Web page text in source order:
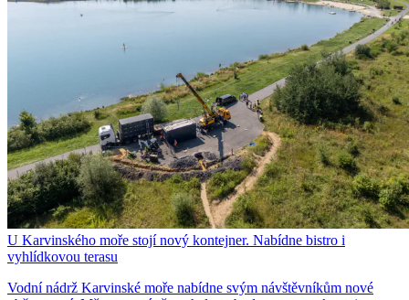
U Karvinského moře stojí nový kontejner. Nabídne bistro i
vyhlídkovou terasu
Vodní nádrž Karvinské moře nabídne svým návštěvníkům nové